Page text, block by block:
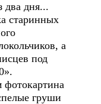
два дня...
старинных
а
под
груши